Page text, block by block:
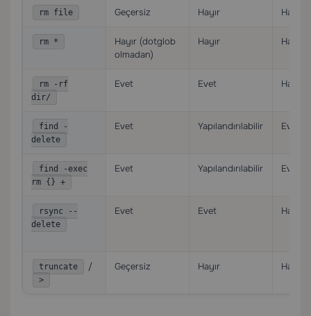
rm file Geçersiz Hayır Hayır
rm *
Hayır (dotglob
olmadan)
Hayır Hayır
rm -rf
dir/
Evet Evet Hayır
find -
delete
Evet Yapılandırılabilir Evet
find -exec
rm {} +
Evet Yapılandırılabilir Evet
rsync --
delete
Evet Evet Hayır
truncate /
>
Geçersiz Hayır Hayır